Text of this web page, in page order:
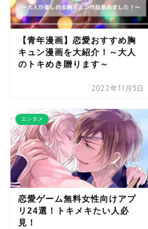
【青年漫画】恋愛おすすめ胸
キュン漫画を大紹介！～大人
のトキめき贈ります～
2022年11月5日
エンタメ
恋愛ゲーム無料女性向けアプ
リ24選！トキメキたい人必
見！